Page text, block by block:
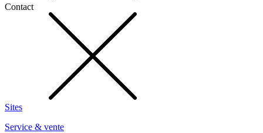
Contact
Sites
Service & vente